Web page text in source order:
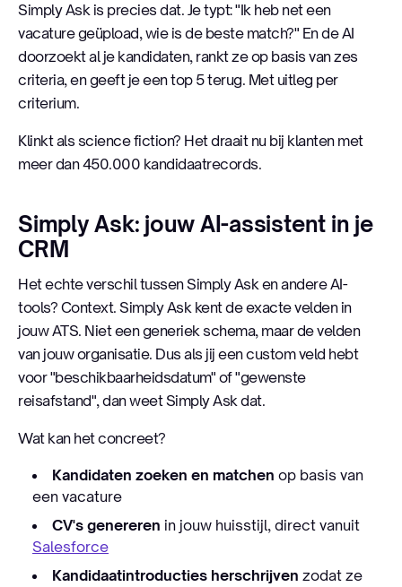
Simply Ask is precies dat. Je typt: "Ik heb net een
vacature geüpload, wie is de beste match?" En de AI
doorzoekt al je kandidaten, rankt ze op basis van zes
criteria, en geeft je een top 5 terug. Met uitleg per
criterium.
Klinkt als science fiction? Het draait nu bij klanten met
meer dan 450.000 kandidaatrecords.
Simply Ask: jouw AI-assistent in je
CRM
Het echte verschil tussen Simply Ask en andere AI-
tools? Context. Simply Ask kent de exacte velden in
jouw ATS. Niet een generiek schema, maar de velden
van jouw organisatie. Dus als jij een custom veld hebt
voor "beschikbaarheidsdatum" of "gewenste
reisafstand", dan weet Simply Ask dat.
Wat kan het concreet?
Kandidaten zoeken en matchen op basis van
een vacature
CV's genereren in jouw huisstijl, direct vanuit
Salesforce
Kandidaatintroducties herschrijven zodat ze